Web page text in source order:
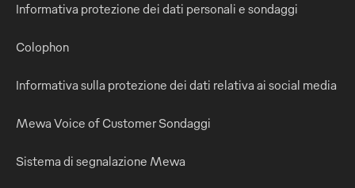
Informativa protezione dei dati personali e sondaggi
Colophon
Informativa sulla protezione dei dati relativa ai social media
Mewa Voice of Customer Sondaggi
Sistema di segnalazione Mewa